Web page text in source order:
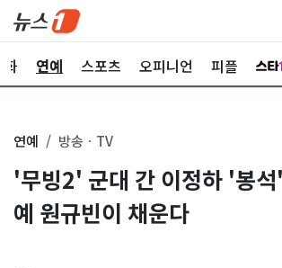
화 연예 스포츠 오피니언 피플
연예 방송ㆍTV
'무빙2' 군대 간 이정하 '봉
예 원규빈이 채운다